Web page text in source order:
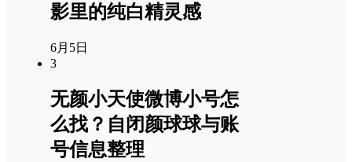
影里的纯白精灵感
6月5日
3
无颜小天使微博小号怎
么找？自闭颜球球与账
号信息整理